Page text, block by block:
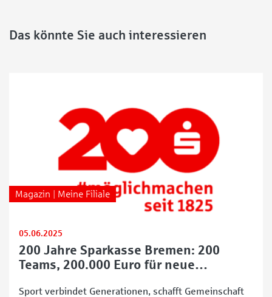
Das könnte Sie auch interessieren
Magazin | Meine Filiale
05.06.2025
200 Jahre Sparkasse Bremen: 200
Teams, 200.000 Euro für neue
Sport verbindet Generationen, schafft Gemeinschaft